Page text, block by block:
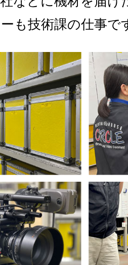
も技術課の仕事で